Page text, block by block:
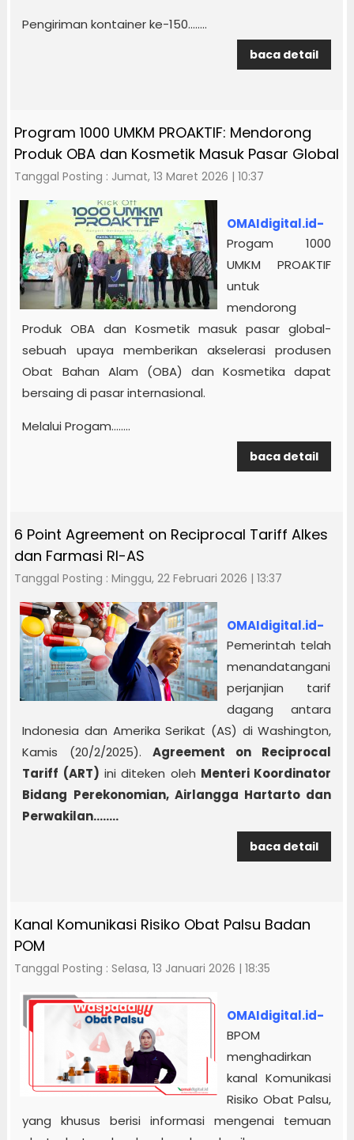
Pengiriman kontainer ke-150........
baca detail
Program 1000 UMKM PROAKTIF: Mendorong
Produk OBA dan Kosmetik Masuk Pasar Global
Tanggal Posting : Jumat, 13 Maret 2026 | 10:37
OMAIdigital.id-
Progam 1000
UMKM PROAKTIF
untuk
mendorong
Produk OBA dan Kosmetik masuk pasar global-
sebuah upaya memberikan akselerasi produsen
Obat Bahan Alam (OBA) dan Kosmetika dapat
bersaing di pasar internasional.
Melalui Progam........
baca detail
6 Point Agreement on Reciprocal Tariff Alkes
dan Farmasi RI-AS
Tanggal Posting : Minggu, 22 Februari 2026 | 13:37
OMAIdigital.id-
Pemerintah telah
menandatangani
perjanjian tarif
dagang antara
Indonesia dan Amerika Serikat (AS) di Washington,
Kamis (20/2/2025). Agreement on Reciprocal
Tariff (ART) ini diteken oleh Menteri Koordinator
Bidang Perekonomian, Airlangga Hartarto dan
Perwakilan........
baca detail
Kanal Komunikasi Risiko Obat Palsu Badan
POM
Tanggal Posting : Selasa, 13 Januari 2026 | 18:35
OMAIdigital.id-
BPOM
menghadirkan
kanal Komunikasi
Risiko Obat Palsu,
yang khusus berisi informasi mengenai temuan